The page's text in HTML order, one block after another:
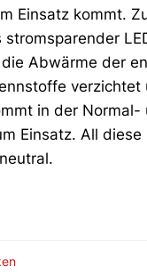
Einsatz kommt.
stromsparender
Abwärme der
in der
Einsatz. All